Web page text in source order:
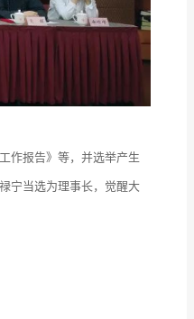
作报告》等，并选举产生
宁当选为理事长，觉醒大